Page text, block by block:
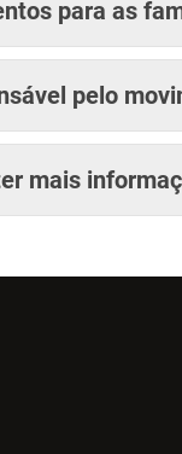
para as
pelo
mais